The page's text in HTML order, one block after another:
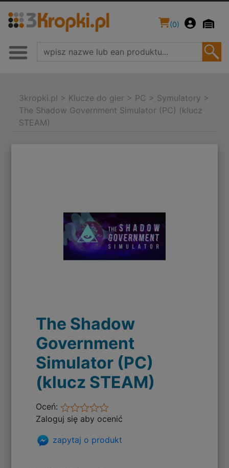
(0)
3kropki.pl > Klucze do gier > PC > Symulatory >
The Shadow Government Simulator (PC) (klucz
STEAM)
The Shadow
Government
Simulator (PC)
(klucz STEAM)
Oceń:
Zaloguj się aby ocenić
zapytaj o produkt